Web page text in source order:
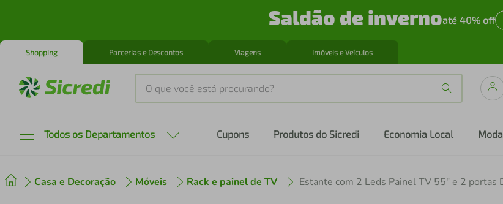
Saldão de invernoaté 40% off
Shopping Parcerias e Descontos Viagens Imóveis e Veículos
O que você está procurando?
Todos os Departamentos Cupons Produtos do Sicredi Economia Local Moda
Casa e Decoração Móveis Rack e painel de TV
º cafeteira